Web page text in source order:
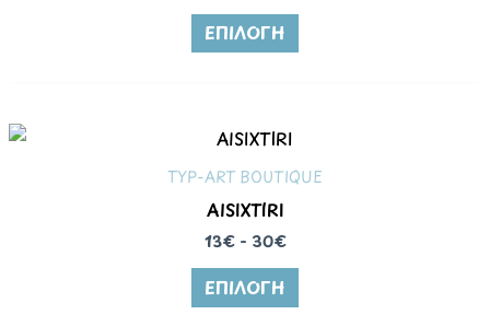
ΕΠΙΛΟΓΉ
TYP-ART BOUTIQUE
AISIXTIRI
13€ - 30€
ΕΠΙΛΟΓΉ